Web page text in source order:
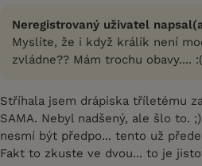
Neregistrovaný uživatel
Myslíte, že i když králík není
zvládne?? Mám trochu obavy.... :(
Stříhala jsem drápiska tříletému
SAMA. Nebyl nadšený, ale šlo to.
nesmí být předpo... tento už
Fakt to zkuste ve dvou... to je